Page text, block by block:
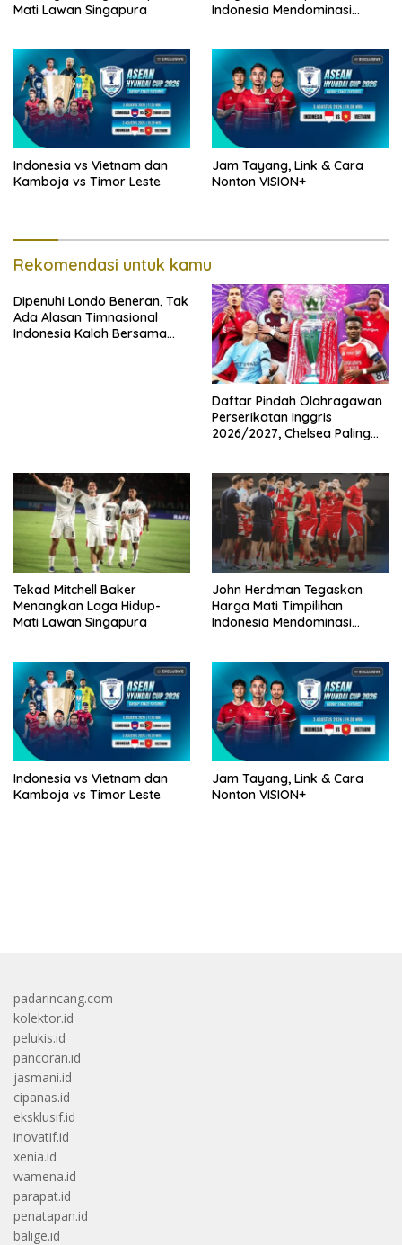
Mati Lawan Singapura
Indonesia Mendominasi
Indonesia vs Vietnam dan
Kamboja vs Timor Leste
Jam Tayang, Link & Cara
Nonton VISION+
Rekomendasi untuk kamu
Dipenuhi Londo Beneran, Tak
Ada Alasan Timnasional
Indonesia Kalah Bersama
Daftar Pindah Olahragawan
Perserikatan Inggris
2026/2027, Chelsea Paling
Tekad Mitchell Baker
Menangkan Laga Hidup-
Mati Lawan Singapura
John Herdman Tegaskan
Harga Mati Timpilihan
Indonesia Mendominasi
Indonesia vs Vietnam dan
Kamboja vs Timor Leste
Jam Tayang, Link & Cara
Nonton VISION+
padarincang.com
kolektor.id
pelukis.id
pancoran.id
jasmani.id
cipanas.id
eksklusif.id
inovatif.id
xenia.id
wamena.id
parapat.id
penatapan.id
balige.id